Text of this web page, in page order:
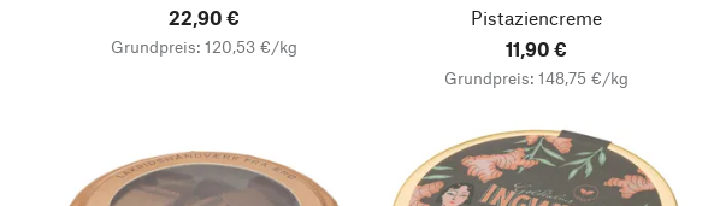
22,90 €
Grundpreis: 120,53 €/kg
Pistaziencreme
11,90 €
Grundpreis: 148,75 €/kg